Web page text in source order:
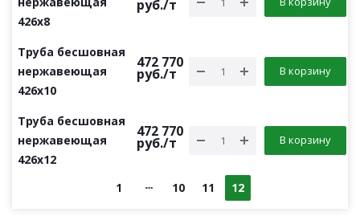
426х8
руб./т
Труба бесшовная
нержавеющая
426х10
472 770
руб./т В корзину
Труба бесшовная
нержавеющая
426х12
472 770
руб./т В корзину
1 10 11 12